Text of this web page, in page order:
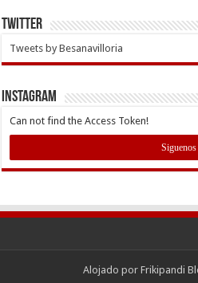
Twitter
Tweets by Besanavilloria
INSTAGRAM
Can not find the Access Token!
Siguenos
Alojado por Frikipandi